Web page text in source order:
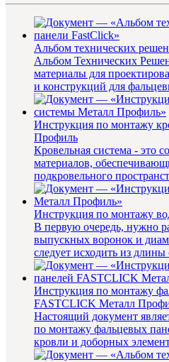
Альбом технических
Альбом Технических
материалы для
и конструкций для
Содержание: 1. ...
Инструкция по монтажу
Профиль
Кровельная система - это
материалов,
подкровельного
теплотехнические
Инструкция по монтажу
В первую очередь, нужно
выпускных воронок и
следует исходить из
конфигурации крыши.
Инструкция по монтажу
FASTCLICK Металл
Настоящий документ
по монтажу фальцевых
кровли и доборных
и рекоменд...